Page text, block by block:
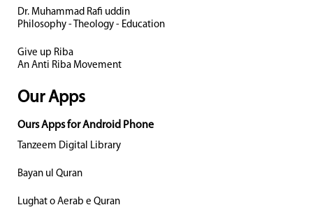
Dr. Muhammad Rafi uddin
Philosophy - Theology - Education
Give up Riba
An Anti Riba Movement
Our Apps
Ours Apps for Android Phone
Tanzeem Digital Library
Bayan ul Quran
Lughat o Aerab e Quran